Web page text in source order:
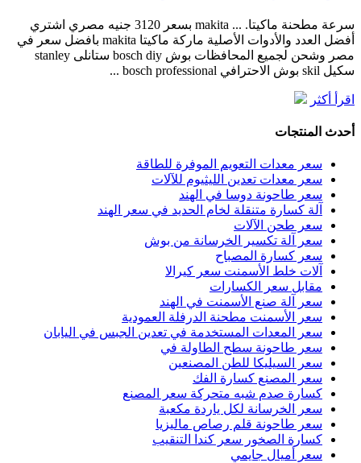
سرعة مطحنة ماكيتا. ... makita بسعر 3120 جنيه مصري اشتري
أفضل العدد والأدوات الأصلية ماركة ماكيتا makita بافضل سعر في
مصر وشحن لجميع المحافظات بوش bosch diy ستانلى stanley
سكيل skil بوش الاحترافي bosch professional ...
اقرأ أكثر
أحدث المنتجات
سعر معدات التعويم الموفرة للطاقة
سعر معدات تعدين الليثيوم للآلات
سعر طاحونة دوسا في الهند
آلة كسارة متنقلة لخام الحديد في سعر الهند
سعر طحن الآلات
سعر آلة تكسير الخرسانة من بوش
سعر كسارة المصباح
آلات خلط الأسمنت سعر كيرالا
مقابل سعر الكسارات
سعر آلة صنع الأسمنت في الهند
سعر الأسمنت مطحنة الدرفلة العمودية
سعر المعدات المستخدمة في تعدين الجبس في اليابان
سعر طاحونة سطح الطاولة في
سعر السيليكا للطن المصنعين
سعر المصنع كسارة الفك
كسارة صدم شبه متحركة سعر المصنع
سعر الخرسانة لكل ياردة مكعبة
سعر طاحونة قلم رصاص ماليزيا
كسارة الصخور سعر كندا التنقيب
سعر أميال جايمي